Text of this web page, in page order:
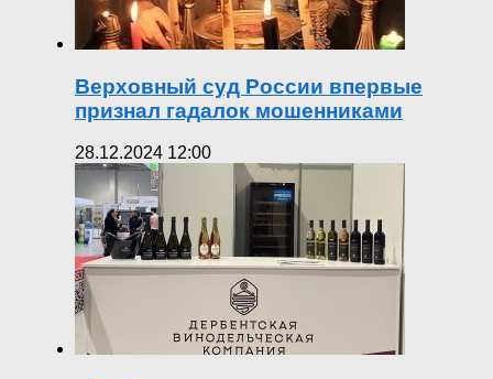
Верховный суд России впервые
признал гадалок мошенниками
28.12.2024 12:00